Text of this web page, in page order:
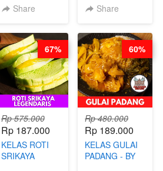
CHEF DITA
Share
TAIWAN -
FOOD- BY
CHEF
STEPHANIE
Share
Rp 575.000
Rp 187.000
KELAS ROTI
SRIKAYA
67%
Rp 480.000
Rp 189.000
KELAS GULAI
PADANG - BY
60%